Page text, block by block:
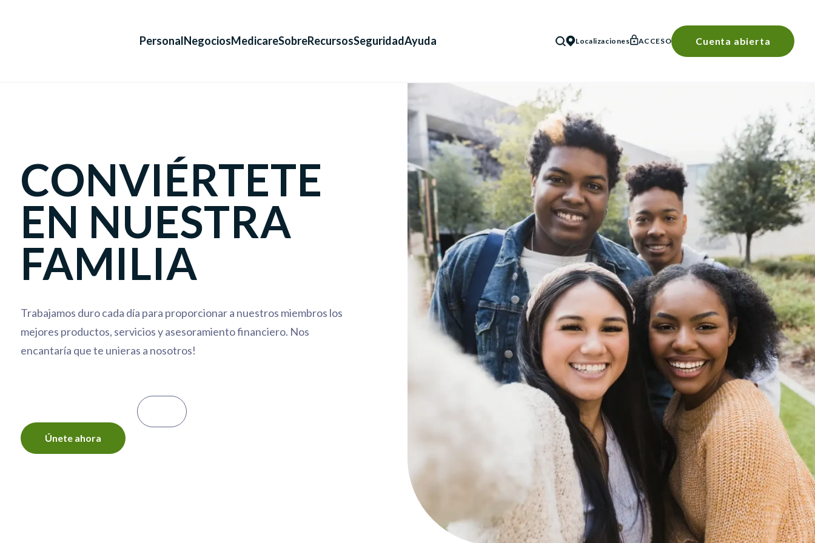
PersonalNegociosMedicareSobreRecursosSeguridadAyuda
BÚSQUEDA
Localizaciones ACCESO Cuenta abierta
CONVIÉRTETE
EN NUESTRA
FAMILIA
Trabajamos duro cada día para proporcionar a nuestros miembros los
mejores productos, servicios y asesoramiento financiero. Nos
encantaría que te unieras a nosotros!
Únete ahora